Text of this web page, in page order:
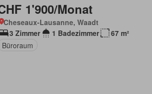
1'900/Monat
Cheseaux-Lausanne, Waadt
3 Zimmer
1 Badezimmer
67 m²
Büroraum